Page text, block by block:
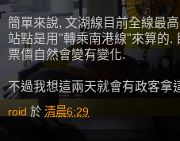
簡單來說, 文湖線目前全線最
站點是用"轉乘南港線"來算的.
票價自然會變有變化.
不過我想這兩天就會有政客拿
roid 於 清晨6:29